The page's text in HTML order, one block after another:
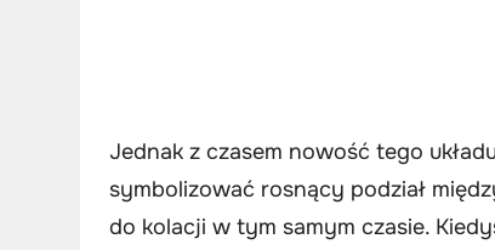
Jednak z czasem nowość tego
symbolizować rosnący podział
do kolacji w tym samym czasie.